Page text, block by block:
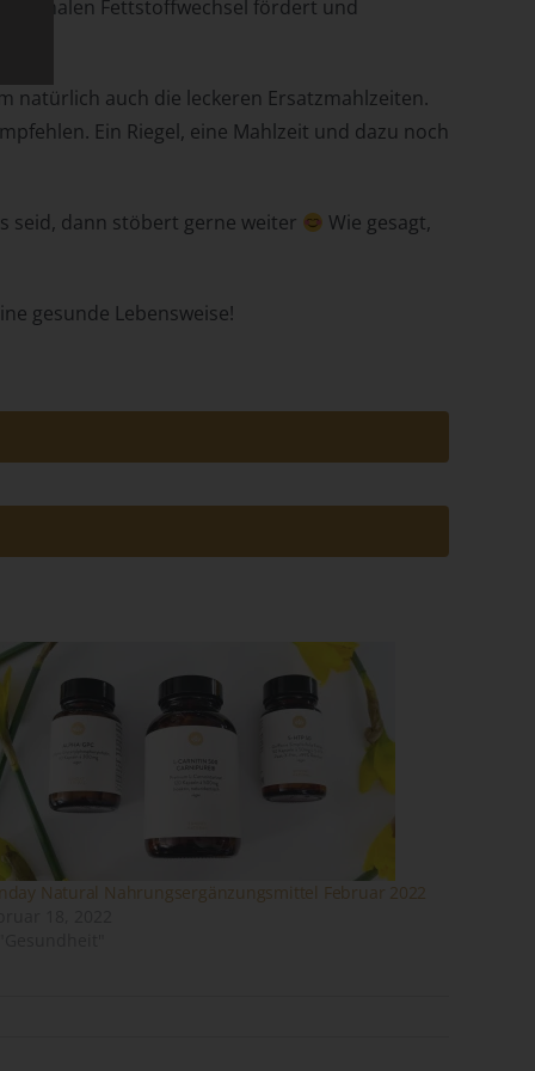
normalen Fettstoffwechsel fördert und
natürlich auch die leckeren Ersatzmahlzeiten.
Ein Riegel, eine Mahlzeit und dazu noch
seid, dann stöbert gerne weiter
Wie gesagt,
gesunde Lebensweise!
Natural Nahrungsergänzungsmittel Februar 2022